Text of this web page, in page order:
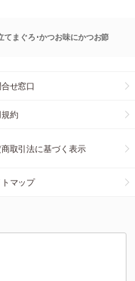
まぐろ･かつお味にかつお節
せ窓口
約
取引法に基づく表示
マップ